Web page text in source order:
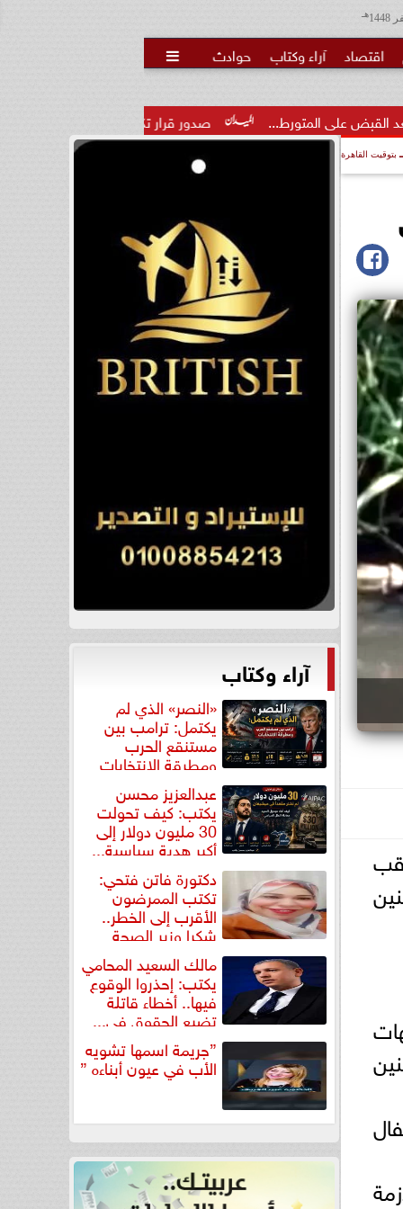
هـ
اقتصاد آراء وكتاب حوادث 
صدور قرار تكليف الدكتور مينا مجدي عطا وكيلًا لمديرية
بتوقيت القاهرة
آراء وكتاب
«النصر» الذي لم
يكتمل: ترامب بين
مستنقع الحرب
ومطرقة الانتخابات
عبدالعزيز محسن
يكتب: كيف تحولت
30 مليون دولار إلى
أكبر هدية سياسية...
دكتورة فاتن فتحي:
تكتب الممرضون
الأقرب إلى الخطر..
شكرا وزير الصحة
لتكريم... مالك السعيد المحامي
يكتب: إحذروا الوقوع
فيها.. أخطاء قاتلة
تضيع الحقوق في...
”جريمة اسمها تشويه
الأب في عيون أبناءه ”